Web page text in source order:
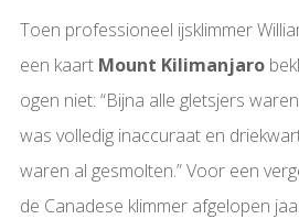
Toen professioneel ijsklimmer
een kaart Mount Kilimanjaro
ogen niet: “Bijna alle gletsjers
was volledig inaccuraat en
waren al gesmolten.” Voor een
de Canadese klimmer afgelopen